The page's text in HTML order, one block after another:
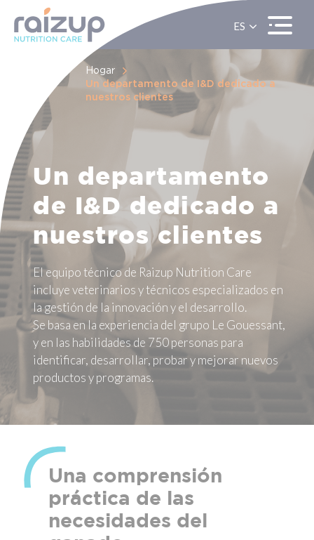
ES
Hogar
Un departamento de I&D dedicado a
nuestros clientes
Un departamento
de I&D dedicado a
nuestros clientes
El equipo técnico de Raizup Nutrition Care
incluye veterinarios y técnicos especializados en
la gestión de la innovación y el desarrollo.
Se basa en la experiencia del grupo Le Gouessant,
y en las habilidades de 750 personas para
identificar, desarrollar, probar y mejorar nuevos
productos y programas.
Una comprensión
práctica de las
necesidades del